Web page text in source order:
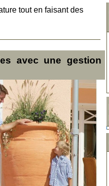
tout en faisant des
avec une gestion